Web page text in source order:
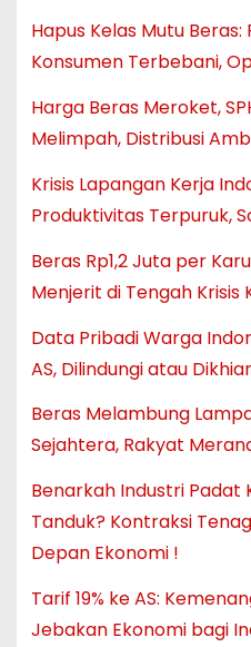
Hapus Kelas Mutu
Konsumen Terbebani,
Harga Beras Meroket,
Melimpah, Distribusi
Krisis Lapangan Kerja
Produktivitas Terpuruk,
Beras Rp1,2 Juta per
Menjerit di Tengah Krisis
Data Pribadi Warga
AS, Dilindungi atau
Beras Melambung
Sejahtera, Rakyat
Benarkah Industri Padat
Tanduk? Kontraksi
Depan Ekonomi !
Tarif 19% ke AS:
Jebakan Ekonomi bagi